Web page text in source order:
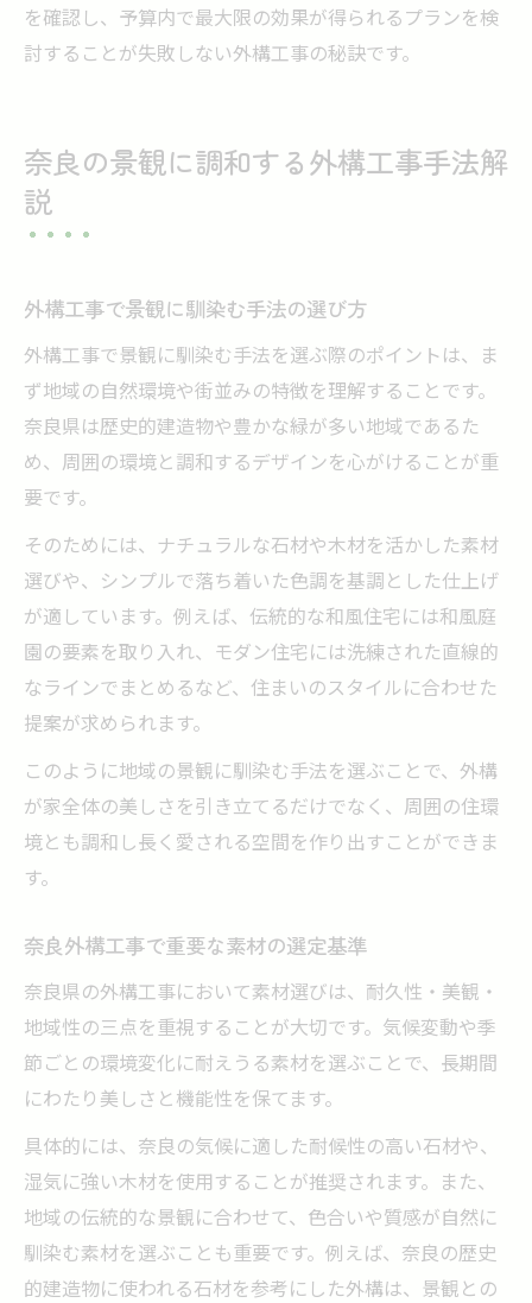
を確認し、予算内で最大限の効果が得られるプランを検
討することが失敗しない外構工事の秘訣です。
奈良の景観に調和する外構工事手法解
説
外構工事で景観に馴染む手法の選び方
外構工事で景観に馴染む手法を選ぶ際のポイントは、ま
ず地域の自然環境や街並みの特徴を理解することです。
奈良県は歴史的建造物や豊かな緑が多い地域であるた
め、周囲の環境と調和するデザインを心がけることが重
要です。
そのためには、ナチュラルな石材や木材を活かした素材
選びや、シンプルで落ち着いた色調を基調とした仕上げ
が適しています。例えば、伝統的な和風住宅には和風庭
園の要素を取り入れ、モダン住宅には洗練された直線的
なラインでまとめるなど、住まいのスタイルに合わせた
提案が求められます。
このように地域の景観に馴染む手法を選ぶことで、外構
が家全体の美しさを引き立てるだけでなく、周囲の住環
境とも調和し長く愛される空間を作り出すことができま
す。
奈良外構工事で重要な素材の選定基準
奈良県の外構工事において素材選びは、耐久性・美観・
地域性の三点を重視することが大切です。気候変動や季
節ごとの環境変化に耐えうる素材を選ぶことで、長期間
にわたり美しさと機能性を保てます。
具体的には、奈良の気候に適した耐候性の高い石材や、
湿気に強い木材を使用することが推奨されます。また、
地域の伝統的な景観に合わせて、色合いや質感が自然に
馴染む素材を選ぶことも重要です。例えば、奈良の歴史
的建造物に使われる石材を参考にした外構は、景観との